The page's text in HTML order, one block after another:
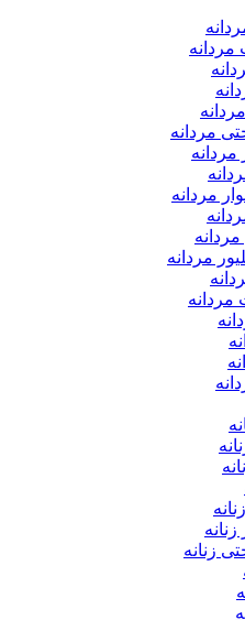
مردانه
مردانه
مردانه
زنانه